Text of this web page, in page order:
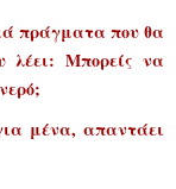
πράγματα που θα
λέει: Μπορείς να
μένα, απαντάει